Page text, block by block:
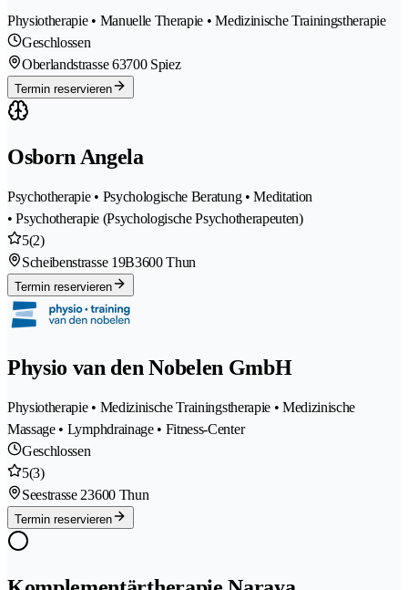
Physiotherapie • Manuelle Therapie • Medizinische Trainingstherapie
Geschlossen
Oberlandstrasse 63700 Spiez
Termin reservieren
Osborn Angela
Psychotherapie • Psychologische Beratung • Meditation
• Psychotherapie (Psychologische Psychotherapeuten)
5(2)
Scheibenstrasse 19B3600 Thun
Termin reservieren
Physio van den Nobelen GmbH
Physiotherapie • Medizinische Trainingstherapie • Medizinische
Massage • Lymphdrainage • Fitness-Center
Geschlossen
5(3)
Seestrasse 23600 Thun
Termin reservieren